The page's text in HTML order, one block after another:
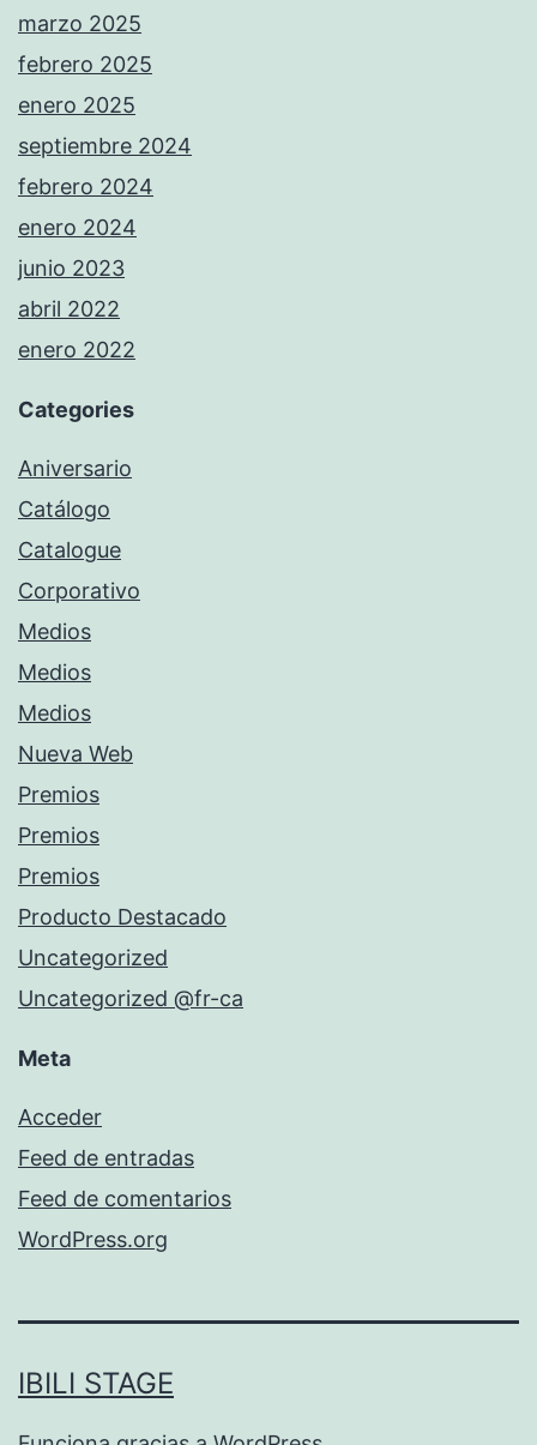
marzo 2025
febrero 2025
enero 2025
septiembre 2024
febrero 2024
enero 2024
junio 2023
abril 2022
enero 2022
Categories
Aniversario
Catálogo
Catalogue
Corporativo
Medios
Medios
Medios
Nueva Web
Premios
Premios
Premios
Producto Destacado
Uncategorized
Uncategorized @fr-ca
Meta
Acceder
Feed de entradas
Feed de comentarios
WordPress.org
IBILI STAGE